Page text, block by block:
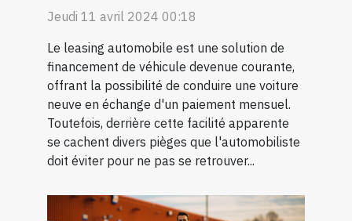
Jeudi 11 avril 2024 00:18
Le leasing automobile est une solution de
financement de véhicule devenue courante,
offrant la possibilité de conduire une voiture
neuve en échange d'un paiement mensuel.
Toutefois, derrière cette facilité apparente
se cachent divers pièges que l'automobiliste
doit éviter pour ne pas se retrouver...